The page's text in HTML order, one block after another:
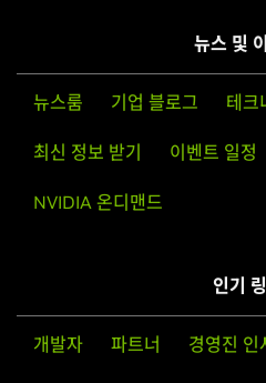
뉴스 및
뉴스룸 기업 블로그 테크
최신 정보 받기 이벤트 일정
NVIDIA 온디맨드
인기
개발자 파트너 경영진 인